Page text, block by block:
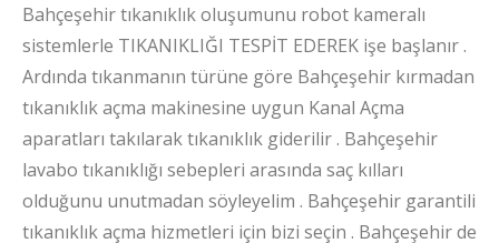
Bahçeşehir tıkanıklık oluşumunu robot kameralı
sistemlerle TIKANIKLIĞI TESPİT EDEREK işe başlanır .
Ardında tıkanmanın türüne göre Bahçeşehir kırmadan
tıkanıklık açma makinesine uygun Kanal Açma
aparatları takılarak tıkanıklık giderilir . Bahçeşehir
lavabo tıkanıklığı sebepleri arasında saç kılları
olduğunu unutmadan söyleyelim . Bahçeşehir garantili
tıkanıklık açma hizmetleri için bizi seçin . Bahçeşehir de